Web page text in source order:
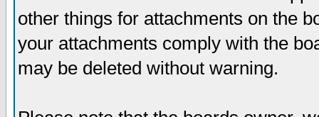
other things for attachments on the
your attachments comply with the
may be deleted without warning.